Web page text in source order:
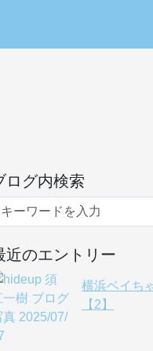
ログ内検索
近のエントリー
横浜ベイち
【2】